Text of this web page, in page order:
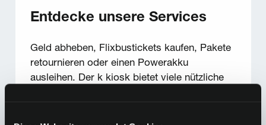
Entdecke unsere Services
Geld abheben, Flixbustickets kaufen, Pakete
retournieren oder einen Powerakku
ausleihen. Der k kiosk bietet viele nützliche